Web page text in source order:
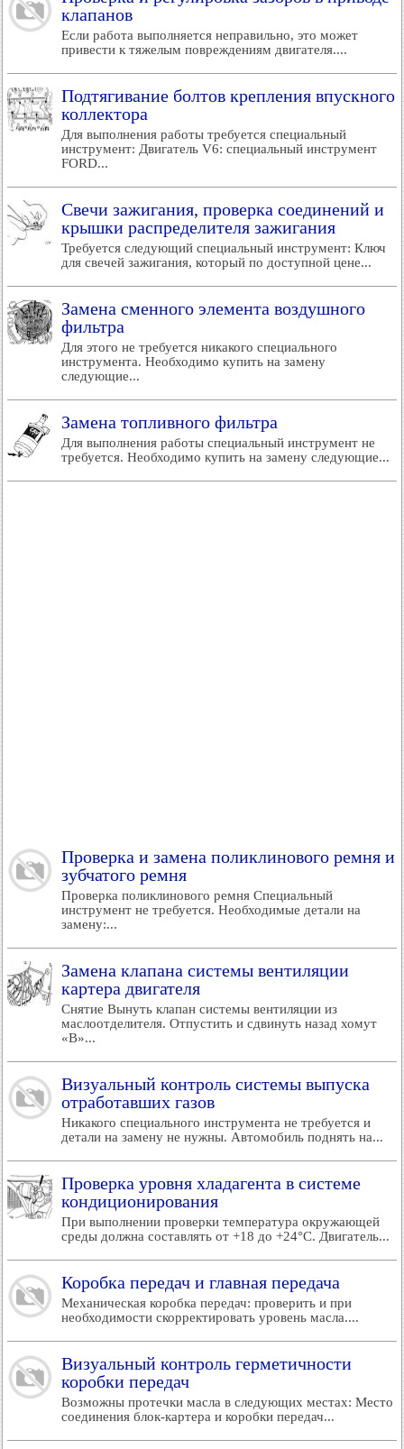
клапанов
Если работа выполняется неправильно, это может
привести к тяжелым повреждениям двигателя....
Подтягивание болтов крепления впускного
коллектора
Для выполнения работы требуется специальный
инструмент: Двигатель V6: специальный инструмент
FORD...
Свечи зажигания, проверка соединений и
крышки распределителя зажигания
Требуется следующий специальный инструмент: Ключ
для свечей зажигания, который по доступной цене...
Замена сменного элемента воздушного
фильтра
Для этого не требуется никакого специального
инструмента. Необходимо купить на замену
следующие...
Замена топливного фильтра
Для выполнения работы специальный инструмент не
требуется. Необходимо купить на замену следующие...
Проверка и замена поликлинового ремня и
зубчатого ремня
Проверка поликлинового ремня Специальный
инструмент не требуется. Необходимые детали на
замену:...
Замена клапана системы вентиляции
картера двигателя
Снятие Вынуть клапан системы вентиляции из
маслоотделителя. Отпустить и сдвинуть назад хомут
«В»...
Визуальный контроль системы выпуска
отработавших газов
Никакого специального инструмента не требуется и
детали на замену не нужны. Автомобиль поднять на...
Проверка уровня хладагента в системе
кондиционирования
При выполнении проверки температура окружающей
среды должна составлять от +18 до +24°C. Двигатель...
Коробка передач и главная передача
Механическая коробка передач: проверить и при
необходимости скорректировать уровень масла....
Визуальный контроль герметичности
коробки передач
Возможны протечки масла в следующих местах: Место
соединения блок-картера и коробки передач...